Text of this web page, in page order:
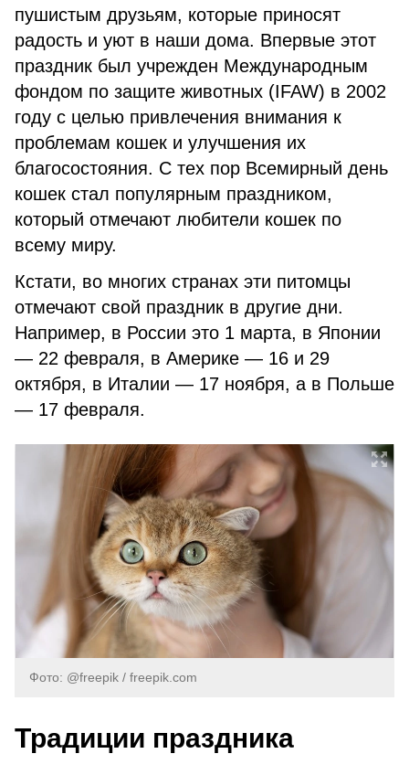
пушистым друзьям, которые приносят
радость и уют в наши дома. Впервые этот
праздник был учрежден Международным
фондом по защите животных (IFAW) в 2002
году с целью привлечения внимания к
проблемам кошек и улучшения их
благосостояния. С тех пор Всемирный день
кошек стал популярным праздником,
который отмечают любители кошек по
всему миру.
Кстати, во многих странах эти питомцы
отмечают свой праздник в другие дни.
Например, в России это 1 марта, в Японии
— 22 февраля, в Америке — 16 и 29
октября, в Италии — 17 ноября, а в Польше
— 17 февраля.
Фото: @freepik / freepik.com
Традиции праздника